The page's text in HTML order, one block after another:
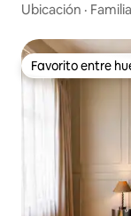
Ubicación ·
Favorito entre
Favorito entre